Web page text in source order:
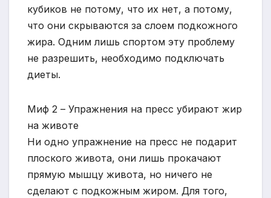
кубиков не потому, что их нет, а потому,
что они скрываются за слоем подкожного
жира. Одним лишь спортом эту проблему
не разрешить, необходимо подключать
диеты.
Миф 2 – Упражнения на пресс убирают жир
на животе
Ни одно упражнение на пресс не подарит
плоского живота, они лишь прокачают
прямую мышцу живота, но ничего не
сделают с подкожным жиром. Для того,